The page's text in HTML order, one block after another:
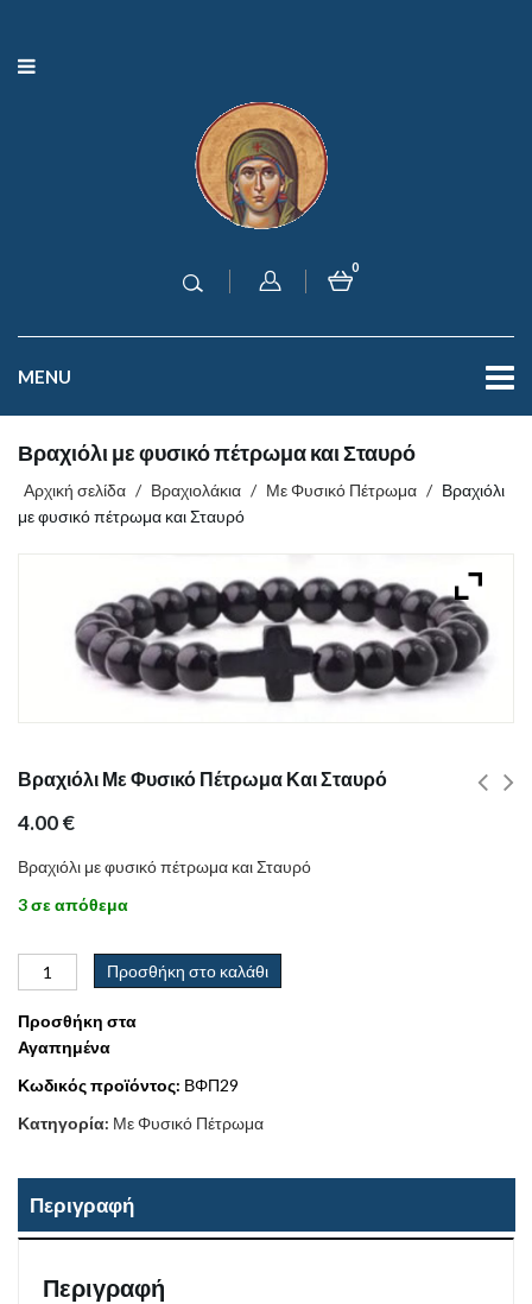
0
MENU
Βραχιόλι με φυσικό πέτρωμα και Σταυρό
Αρχική σελίδα / Βραχιολάκια / Με Φυσικό Πέτρωμα / Βραχιόλι
με φυσικό πέτρωμα και Σταυρό
Βραχιόλι Με Φυσικό Πέτρωμα Και Σταυρό
4.00€
Βραχιόλι με φυσικό πέτρωμα και Σταυρό
3 σε απόθεμα
Προσθήκη στο καλάθι
Προσθήκη στα
Αγαπημένα
Κωδικός προϊόντος: ΒΦΠ29
Κατηγορία: Με Φυσικό Πέτρωμα
Περιγραφή
Περιγραφή